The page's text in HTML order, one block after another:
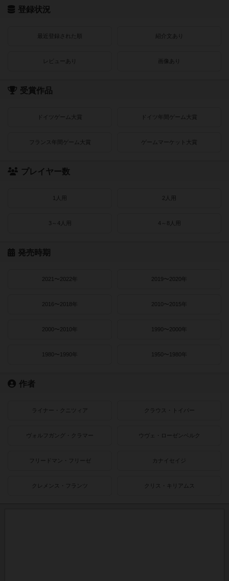
登録状況
最近登録された順 紹介文あり
レビューあり 画像あり
受賞作品
ドイツゲーム大賞 ドイツ年間ゲーム大賞
フランス年間ゲーム大賞 ゲームマーケット大賞
プレイヤー数
1人用 2人用
3～4人用 4～8人用
発売時期
2021〜2022年 2019〜2020年
2016〜2018年 2010〜2015年
2000〜2010年 1990〜2000年
1980〜1990年 1950〜1980年
作者
ライナー・クニツィア クラウス・トイバー
ヴォルフガング・クラマー ウヴェ・ローゼンベルク
フリードマン・フリーゼ カナイセイジ
クレメンス・フランツ クリス・キリアムス